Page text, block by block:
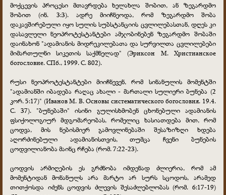
მოქცევის პროცესი მთავრდება ხელახლა შობით, ან ზეგარდმო
შობით (ინ. 3:3). ადრე მიიჩნეოდა, რომ ზეგარდმო შობა
დაკავშირებული იყო სულის სუბსტანციის ცვლილებასთან, დღეს კი
დასავლელი ნეოპროტესტანტები ამჯობინებენ ზეგარდმო შობაში
დაინახონ "ადამიანის მიდრეკილებათა და სურვილთა ცვლილებები
მიმართულნი სიკეთის საქმნელად" (Эриксон М. Христианское
богословие. СПб., 1999. С. 802).
რუსი ნეოპროტესტანტები მიიჩნევენ, რომ სინანულის მომენტში
"ადამიანში იბადება რაღაც ახალი - მართალი სულიერი ბუნება (2
კორ. 5:17)" (Иванов М. В. Основы систематического богословия. 19.4.
С. 37). "ბუნებაში" ისინი გულისხმობენ ცხონებული ადამიანის
ფსიქოლოგიურ მდგომარეობას, რომელიც ხასიათდება მით, რომ
ცოდვა, მის ნებისმიერ გამოვლინებაში შესაზიზღი ხდება
აღორძინებული ადამიანისთვის, თუმცა ჩვენი ბუნების
ცოდვილიანობა მაინც რჩება (რომ. 7:22-23).
ცოდვის არმიღების ეს გრძნობა იმდენად ძლიერია, რომ ამ
მომენტიდან მონანულს არა მარტო არ სურს სცოდოს, არამედ
თითქოსდა იძენს ცოდვის ძლევის შესაძლებლობას (რომ. 6:17-19)